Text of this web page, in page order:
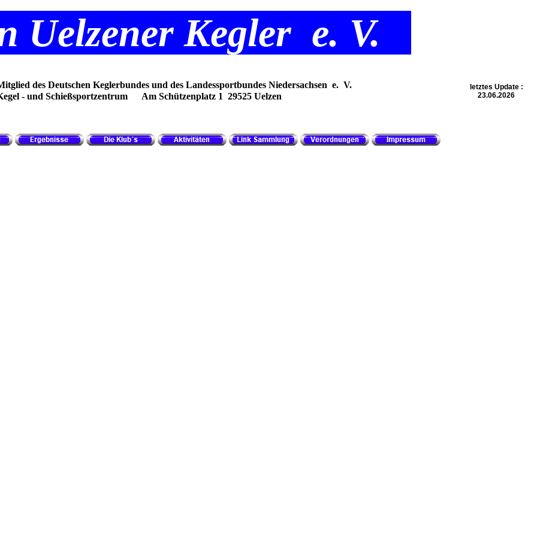
Uelzener Kegler e. V.
des Deutschen Keglerbundes und des Landessportbundes Niedersachsen e. V.
- und Schießsportzentrum Am Schützenplatz 1 29525 Uelzen
letztes Update :
23.06.2026